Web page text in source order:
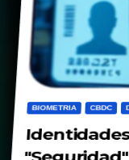
BIOMETRIA CBDC